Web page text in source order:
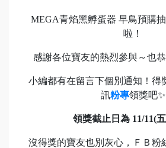
MEGA青焰黑孵蛋器 早鳥預購
啦！
感謝各位寶友的熱烈參與～也
小編都有在留言下個別通知！得
訊粉專領獎吧✨
領獎截止日為 11/11(
沒得獎的寶友也別灰心，ＦＢ粉